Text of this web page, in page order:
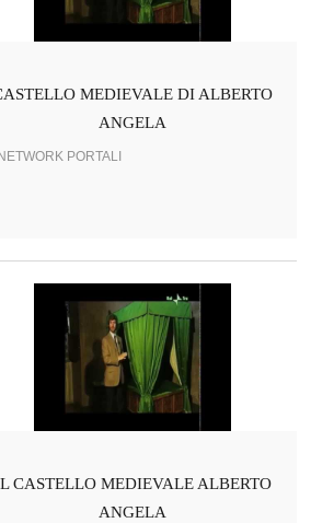
MEDIEVALE DI ALBERTO
ANGELA
PORTALI
CASTELLO MEDIEVALE ALBERTO
ANGELA